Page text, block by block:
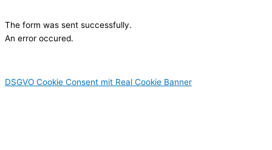
The form was sent successfully.
An error occured.
DSGVO Cookie Consent mit Real Cookie Banner